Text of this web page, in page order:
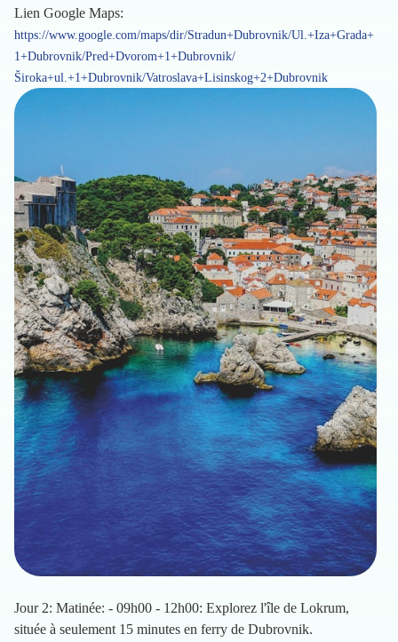
Lien Google Maps:
https://www.google.com/maps/dir/Stradun+Dubrovnik/Ul.+Iza+Grada+
1+Dubrovnik/Pred+Dvorom+1+Dubrovnik/
Široka+ul.+1+Dubrovnik/Vatroslava+Lisinskog+2+Dubrovnik
Jour 2: Matinée: - 09h00 - 12h00: Explorez l'île de Lokrum,
située à seulement 15 minutes en ferry de Dubrovnik.